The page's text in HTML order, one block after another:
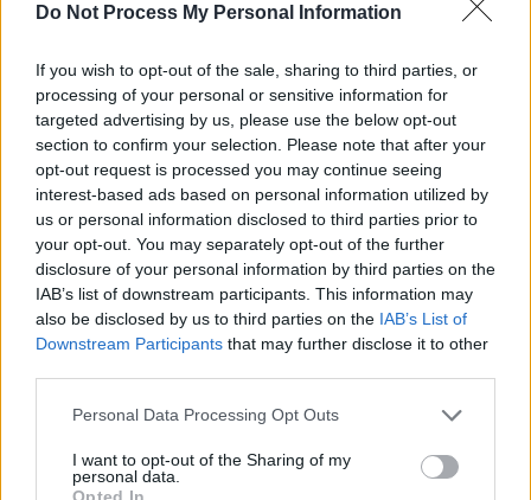
Do Not Process My Personal Information
If you wish to opt-out of the sale, sharing to third parties, or
processing of your personal or sensitive information for
targeted advertising by us, please use the below opt-out
section to confirm your selection. Please note that after your
opt-out request is processed you may continue seeing
interest-based ads based on personal information utilized by
us or personal information disclosed to third parties prior to
your opt-out. You may separately opt-out of the further
disclosure of your personal information by third parties on the
IAB’s list of downstream participants. This information may
also be disclosed by us to third parties on the IAB’s List of
Downstream Participants that may further disclose it to other
Personal Data Processing Opt Outs
I want to opt-out of the Sharing of my
personal data.
Opted In
Medicopter 117 - Jedes Leben zählt
Im Labyrinth (Österreich,2001)
Actionserie
Übersicht